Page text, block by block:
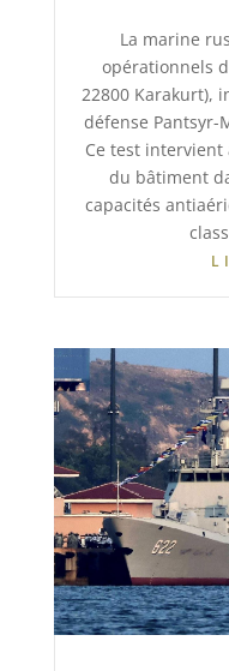
La marine
opérationnels
22800 Karakurt),
défense Pantsyr-
Ce test intervient
du bâtiment
capacités